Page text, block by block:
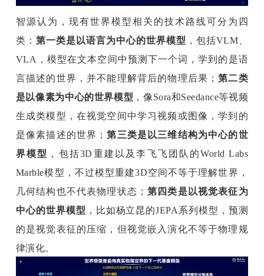
智源认为，现有世界模型相关的技术路线可分为四
类： 第一类是以语言为中心的世界模型 ，包括VLM、
VLA，模型在文本空间中预测下一个词，学到的是语
言描述的世界，并不能理解背后的物理后果； 第二类
是以像素为中心的世界模型 ，像Sora和Seedance等视频
生成类模型，在视觉空间中学习视频或图像，学到的
是像素描述的世界； 第三类是以三维结构为中心的世
界模型 ，包括3D重建以及李飞飞团队的World Labs
Marble模型，不过模型重建3D空间不等于理解世界，
几何结构也不代表物理状态； 第四类是以视觉表征为
中心的世界模型 ，比如杨立昆的JEPA系列模型，预测
的是视觉表征的压缩，但视觉嵌入演化不等于物理规
律演化。